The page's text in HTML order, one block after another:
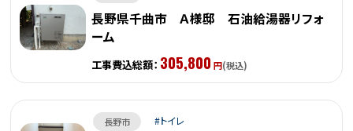
長野県千曲市 Ａ様邸 石油給湯器リフォ
ーム
工事費込総額： 305,800 円(税込)
長野市 トイレ